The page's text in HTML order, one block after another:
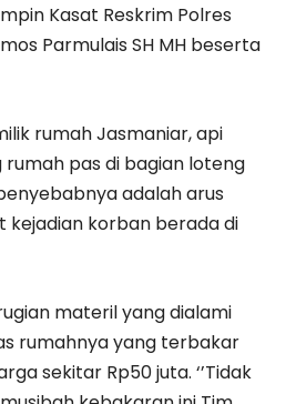
Kasat Reskrim Polres
Parmulais SH MH beserta
rumah Jasmaniar, api
pas di bagian loteng
adalah arus
kejadian korban berada di
materil yang dialami
rumahnya yang terbakar
sekitar Rp50 juta. ‘’Tidak